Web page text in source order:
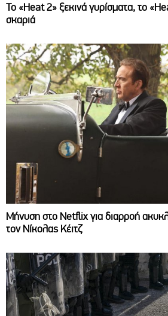
Το «Heat 2» ξεκινά γυρίσματα, το
σκαριά
Μήνυση στο Netflix για διαρροή
τον Νίκολας Κέιτζ